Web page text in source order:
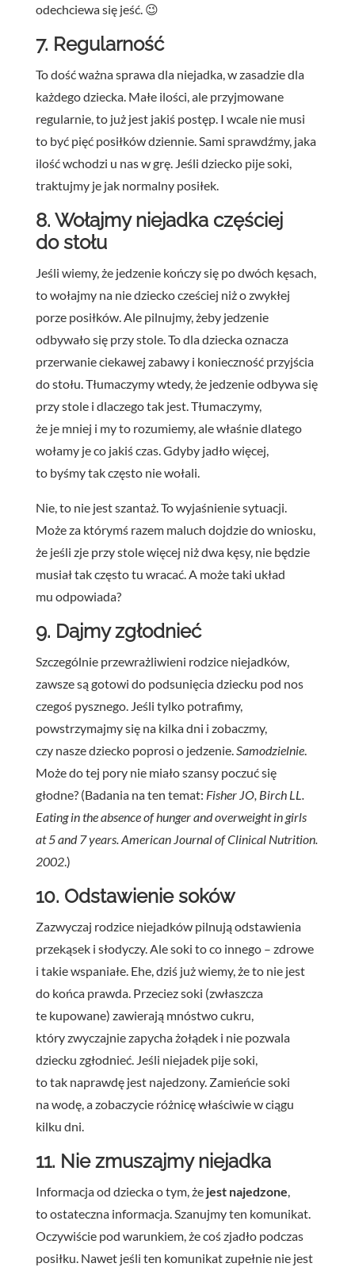
odechciewa się jeść. 😉
7. Regularność
To dość ważna sprawa dla niejadka, w zasadzie dla
każdego dziecka. Małe ilości, ale przyjmowane
regularnie, to już jest jakiś postęp. I wcale nie musi
to być pięć posiłków dziennie. Sami sprawdźmy, jaka
ilość wchodzi u nas w grę. Jeśli dziecko pije soki,
traktujmy je jak normalny posiłek.
8. Wołajmy niejadka częściej
do stołu
Jeśli wiemy, że jedzenie kończy się po dwóch kęsach,
to wołajmy na nie dziecko cześciej niż o zwykłej
porze posiłków. Ale pilnujmy, żeby jedzenie
odbywało się przy stole. To dla dziecka oznacza
przerwanie ciekawej zabawy i konieczność przyjścia
do stołu. Tłumaczymy wtedy, że jedzenie odbywa się
przy stole i dlaczego tak jest. Tłumaczymy,
że je mniej i my to rozumiemy, ale właśnie dlatego
wołamy je co jakiś czas. Gdyby jadło więcej,
to byśmy tak często nie wołali.
Nie, to nie jest szantaż. To wyjaśnienie sytuacji.
Może za którymś razem maluch dojdzie do wniosku,
że jeśli zje przy stole więcej niż dwa kęsy, nie będzie
musiał tak często tu wracać. A może taki układ
mu odpowiada?
9. Dajmy zgłodnieć
Szczególnie przewrażliwieni rodzice niejadków,
zawsze są gotowi do podsunięcia dziecku pod nos
czegoś pysznego. Jeśli tylko potrafimy,
powstrzymajmy się na kilka dni i zobaczmy,
czy nasze dziecko poprosi o jedzenie. Samodzielnie.
Może do tej pory nie miało szansy poczuć się
głodne? (Badania na ten temat: Fisher JO, Birch LL.
Eating in the absence of hunger and overweight in girls
at 5 and 7 years. American Journal of Clinical Nutrition.
2002.)
10. Odstawienie soków
Zazwyczaj rodzice niejadków pilnują odstawienia
przekąsek i słodyczy. Ale soki to co innego – zdrowe
i takie wspaniałe. Ehe, dziś już wiemy, że to nie jest
do końca prawda. Przeciez soki (zwłaszcza
te kupowane) zawierają mnóstwo cukru,
który zwyczajnie zapycha żołądek i nie pozwala
dziecku zgłodnieć. Jeśli niejadek pije soki,
to tak naprawdę jest najedzony. Zamieńcie soki
na wodę, a zobaczycie różnicę właściwie w ciągu
kilku dni.
11. Nie zmuszajmy niejadka
Informacja od dziecka o tym, że jest najedzone
to ostateczna informacja. Szanujmy ten komunikat.
Oczywiście pod warunkiem, że coś zjadło podczas
posiłku. Nawet jeśli ten komunikat zupełnie nie jest